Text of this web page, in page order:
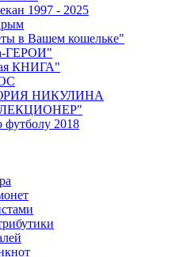
1997 - 2025
в Вашем кошельке"
ГЕРОИ"
КНИГА"
ЮРИЯ НИКУЛИНА
футболу 2018